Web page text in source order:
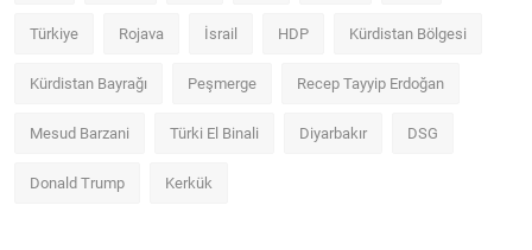
Türkiye Rojava İsrail HDP Kürdistan Bölgesi
Kürdistan Bayrağı Peşmerge Recep Tayyip Erdoğan
Mesud Barzani Türki El Binali Diyarbakır DSG
Donald Trump Kerkük